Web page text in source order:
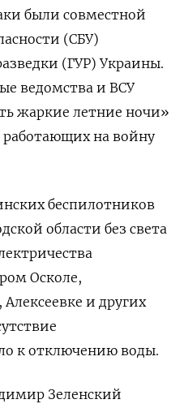
были совместной
(СБУ)
(ГУР) Украины.
ведомства и ВСУ
жаркие летние ночи»
работающих на войну
беспилотников
области без света
Осколе,
и других
к отключению воды.
Зеленский